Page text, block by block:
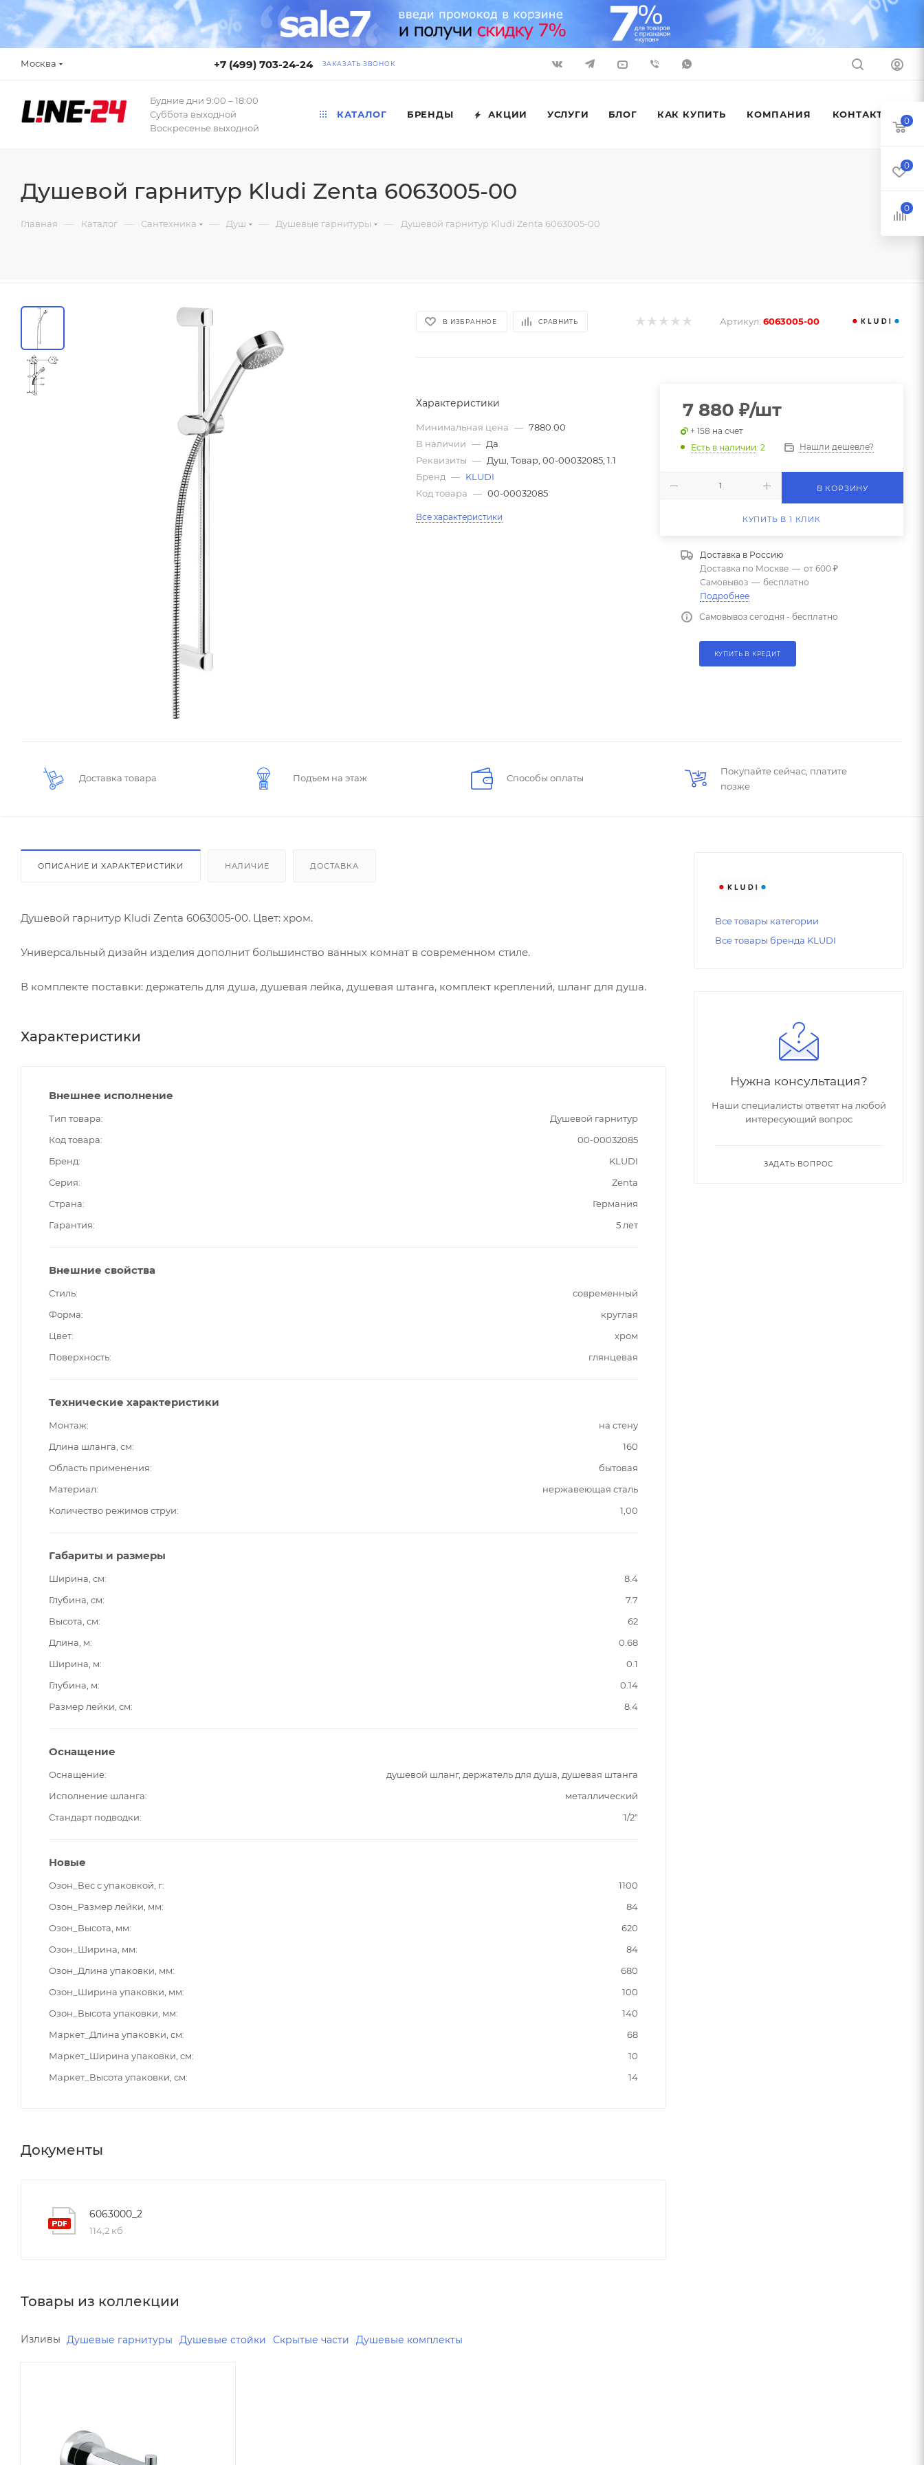
Москва +7 (499) 703-24-24 ЗАКАЗАТЬ ЗВОНОК
Будние дни 9:00 – 18:00
Суббота выходной
Воскресенье выходной
КАТАЛОГ БРЕНДЫ АКЦИИ УСЛУГИ БЛОГ КАК КУПИТЬ КОМПАНИЯ КОНТАКТЫ
Душевой гарнитур Kludi Zenta 6063005-00
Главная — Каталог — Сантехника — Душ — Душевые гарнитуры — Душевой гарнитур Kludi Zenta 6063005-00
В ИЗБРАННОЕ СРАВНИТЬ Артикул: 6063005-00
Характеристики
Минимальная цена — 7880.00
В наличии — Да
Реквизиты — Душ, Товар, 00-00032085, 1.1
Бренд — KLUDI
Код товара — 00-00032085
Все характеристики
7 880 ₽/шт
+ 158 на счет
Есть в наличии: 2 Нашли дешевле?
В КОРЗИНУ
КУПИТЬ В 1 КЛИК
Доставка в Россию
Доставка по Москве — от 600 ₽
Самовывоз — бесплатно
Подробнее
Самовывоз сегодня - бесплатно
КУПИТЬ В КРЕДИТ
Доставка товара Подъем на этаж Способы оплаты
Покупайте сейчас, платите
позже
ОПИСАНИЕ И ХАРАКТЕРИСТИКИ НАЛИЧИЕ ДОСТАВКА
Душевой гарнитур Kludi Zenta 6063005-00. Цвет: хром.
Универсальный дизайн изделия дополнит большинство ванных комнат в современном стиле.
В комплекте поставки: держатель для душа, душевая лейка, душевая штанга, комплект креплений, шланг для душа.
Характеристики
Внешнее исполнение
Тип товара
Душевой гарнитур
Код товара
00-00032085
Бренд
KLUDI
Серия
Zenta
Страна
Германия
Гарантия
5 лет
Внешние свойства
Стиль
современный
Форма
круглая
Цвет
хром
Поверхность
глянцевая
Технические характеристики
Монтаж
на стену
Длина шланга, см
160
Область применения
бытовая
Материал
нержавеющая сталь
Количество режимов струи
1,00
Габариты и размеры
Ширина, см
8.4
Глубина, см
7.7
Высота, см
62
Длина, м
0.68
Ширина, м
0.1
Глубина, м
0.14
Размер лейки, см
8.4
Оснащение
Оснащение
душевой шланг, держатель для душа, душевая штанга
Исполнение шланга
металлический
Стандарт подводки
1/2"
Новые
Озон_Вес с упаковкой, г
1100
Озон_Размер лейки, мм
84
Озон_Высота, мм
620
Озон_Ширина, мм
84
Озон_Длина упаковки, мм
680
Озон_Ширина упаковки, мм
100
Озон_Высота упаковки, мм
140
Маркет_Длина упаковки, см
68
Маркет_Ширина упаковки, см
10
Маркет_Высота упаковки, см
14
Документы
6063000_2
114,2 кб
Товары из коллекции
Изливы Душевые гарнитуры Душевые стойки Скрытые части Душевые комплекты
Код товара
Все товары категории
Все товары бренда KLUDI
Нужна консультация?
Наши специалисты ответят на любой
интересующий вопрос
ЗАДАТЬ ВОПРОС
0
0
0